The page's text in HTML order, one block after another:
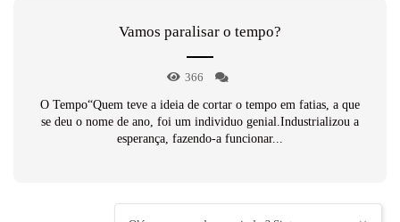
Vamos paralisar o tempo?
366
O Tempo“Quem teve a ideia de cortar o tempo em fatias, a que
se deu o nome de ano, foi um individuo genial.Industrializou a
esperança, fazendo-a funcionar...